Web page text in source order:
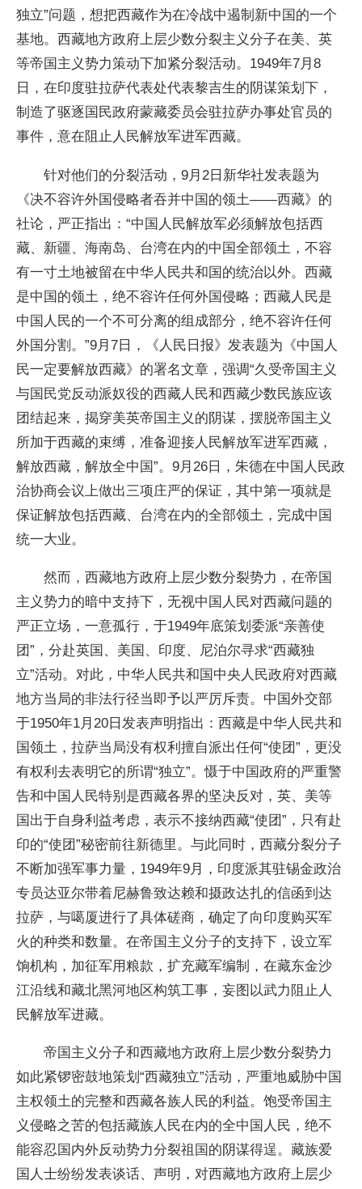
独立”问题，想把西藏作为在冷战中遏制新中国的一个
基地。西藏地方政府上层少数分裂主义分子在美、英
等帝国主义势力策动下加紧分裂活动。1949年7月8
日，在印度驻拉萨代表处代表黎吉生的阴谋策划下，
制造了驱逐国民政府蒙藏委员会驻拉萨办事处官员的
事件，意在阻止人民解放军进军西藏。
针对他们的分裂活动，9月2日新华社发表题为
《决不容许外国侵略者吞并中国的领土——西藏》的
社论，严正指出：“中国人民解放军必须解放包括西
藏、新疆、海南岛、台湾在内的中国全部领土，不容
有一寸土地被留在中华人民共和国的统治以外。西藏
是中国的领土，绝不容许任何外国侵略；西藏人民是
中国人民的一个不可分离的组成部分，绝不容许任何
外国分割。”9月7日，《人民日报》发表题为《中国人
民一定要解放西藏》的署名文章，强调“久受帝国主义
与国民党反动派奴役的西藏人民和西藏少数民族应该
团结起来，揭穿美英帝国主义的阴谋，摆脱帝国主义
所加于西藏的束缚，准备迎接人民解放军进军西藏，
解放西藏，解放全中国”。9月26日，朱德在中国人民政
治协商会议上做出三项庄严的保证，其中第一项就是
保证解放包括西藏、台湾在内的全部领土，完成中国
统一大业。
然而，西藏地方政府上层少数分裂势力，在帝国
主义势力的暗中支持下，无视中国人民对西藏问题的
严正立场，一意孤行，于1949年底策划委派“亲善使
团”，分赴英国、美国、印度、尼泊尔寻求“西藏独
立”活动。对此，中华人民共和国中央人民政府对西藏
地方当局的非法行径当即予以严厉斥责。中国外交部
于1950年1月20日发表声明指出：西藏是中华人民共和
国领土，拉萨当局没有权利擅自派出任何“使团”，更没
有权利去表明它的所谓“独立”。慑于中国政府的严重警
告和中国人民特别是西藏各界的坚决反对，英、美等
国出于自身利益考虑，表示不接纳西藏“使团”，只有赴
印的“使团”秘密前往新德里。与此同时，西藏分裂分子
不断加强军事力量，1949年9月，印度派其驻锡金政治
专员达亚尔带着尼赫鲁致达赖和摄政达扎的信函到达
拉萨，与噶厦进行了具体磋商，确定了向印度购买军
火的种类和数量。在帝国主义分子的支持下，设立军
饷机构，加征军用粮款，扩充藏军编制，在藏东金沙
江沿线和藏北黑河地区构筑工事，妄图以武力阻止人
民解放军进藏。
帝国主义分子和西藏地方政府上层少数分裂势力
如此紧锣密鼓地策划“西藏独立”活动，严重地威胁中国
主权领土的完整和西藏各族人民的利益。饱受帝国主
义侵略之苦的包括藏族人民在内的全中国人民，绝不
能容忍国内外反动势力分裂祖国的阴谋得逞。藏族爱
国人士纷纷发表谈话、声明，对西藏地方政府上层少